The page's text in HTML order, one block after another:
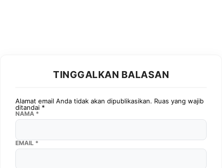
TINGGALKAN BALASAN
Alamat email Anda tidak akan dipublikasikan. Ruas yang wajib
ditandai *
NAMA *
EMAIL *